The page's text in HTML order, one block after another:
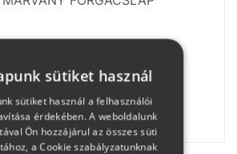
sütiket használ
sütiket használ a felhasználói
érdekében. A weboldalunk
Ön hozzájárul az összes süti
a Cookie szabályzatunknak